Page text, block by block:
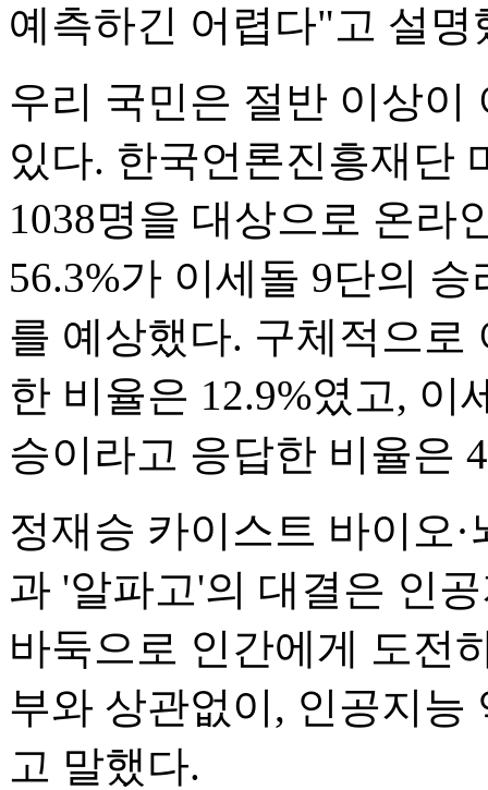
예측하긴 어렵다"고 설명
우리 국민은 절반 이상이
있다. 한국언론진흥재단
1038명을 대상으로 온라
56.3%가 이세돌 9단의
를 예상했다. 구체적으로
한 비율은 12.9%였고, 이
승이라고 응답한 비율은
정재승 카이스트 바이오
과 '알파고'의 대결은 인
바둑으로 인간에게 도전
부와 상관없이, 인공지능
고 말했다.